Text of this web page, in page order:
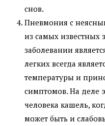
снов.
Пневмония с
из самых известных
заболевании
легких всегда
температуры и
симптомов. На деле
человека кашель,
может быть и